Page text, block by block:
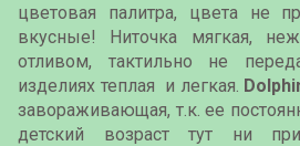
цветовая палитра, цвета не
вкусные! Ниточка мягкая,
отливом, тактильно не
изделиях теплая и легкая.
завораживающая, т.к. ее
детский возраст тут ни